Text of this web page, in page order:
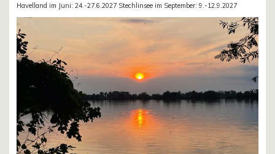
Havelland im Juni: 24.-27.6.2027 Stechlinsee im September: 9.-12.9.2027